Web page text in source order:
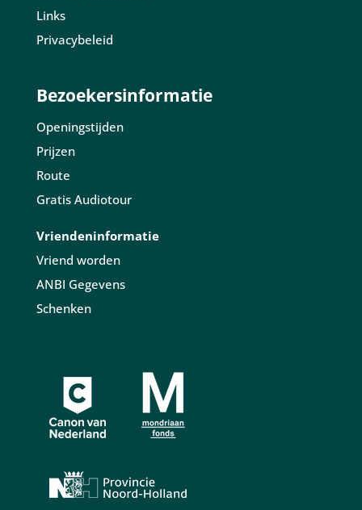
Links
Privacybeleid
Bezoekersinformatie
Openingstijden
Prijzen
Route
Gratis Audiotour
Vriendeninformatie
Vriend worden
ANBI Gegevens
Schenken